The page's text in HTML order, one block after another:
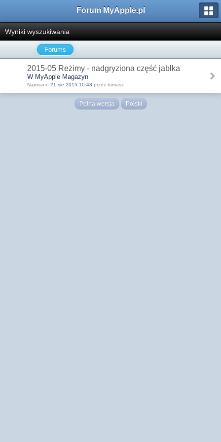
Forum MyApple.pl
Wyniki wyszukiwania
Forums
2015-05 Reżimy - nadgryziona część jabłka
W MyApple Magazyn
Napisano 21 sie 2015 10:43 przez tomasz
Pełna wersja Polski